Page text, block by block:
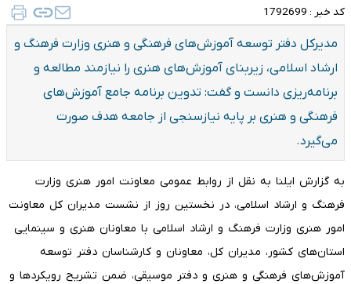
کد خبر : 1792699
مدیرکل دفتر توسعه آموزش‌های فرهنگی و هنری وزارت فرهنگ و
ارشاد اسلامی، زیربنای آموزش‌های هنری را نیازمند مطالعه و
برنامه‌ریزی دانست و گفت: تدوین برنامه جامع آموزش‌های
فرهنگی و هنری بر پایه نیازسنجی از جامعه هدف صورت
می‌گیرد.
به گزارش ایلنا به نقل از روابط عمومی معاونت امور هنری وزارت
فرهنگ و ارشاد اسلامی، در نخستین روز از نشست مدیران کل معاونت
امور هنری وزارت فرهنگ و ارشاد اسلامی با معاونان هنری و سینمایی
استان‌های کشور، مدیران کل، معاونان و کارشناسان دفتر توسعه
آموزش‌های فرهنگی و هنری و دفتر موسیقی، ضمن تشریح رویکردها و